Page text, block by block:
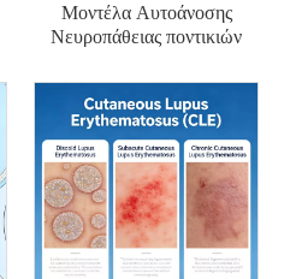
Μοντέλα Αυτοάνοσης
Νευροπάθειας ποντικιών